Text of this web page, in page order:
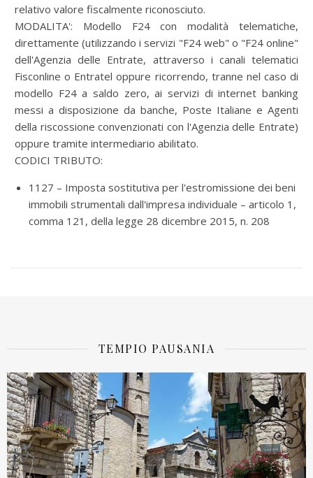
relativo valore fiscalmente riconosciuto.
MODALITA': Modello F24 con modalità telematiche,
direttamente (utilizzando i servizi "F24 web" o "F24 online"
dell'Agenzia delle Entrate, attraverso i canali telematici
Fisconline o Entratel oppure ricorrendo, tranne nel caso di
modello F24 a saldo zero, ai servizi di internet banking
messi a disposizione da banche, Poste Italiane e Agenti
della riscossione convenzionati con l'Agenzia delle Entrate)
oppure tramite intermediario abilitato.
CODICI TRIBUTO:
1127 – Imposta sostitutiva per l'estromissione dei beni
immobili strumentali dall'impresa individuale – articolo 1,
comma 121, della legge 28 dicembre 2015, n. 208
TEMPIO PAUSANIA